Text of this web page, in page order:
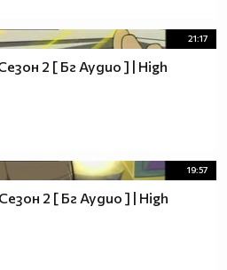
21:17
2 [ Бг Аудио ] | High
19:57
2 [ Бг Аудио ] | High